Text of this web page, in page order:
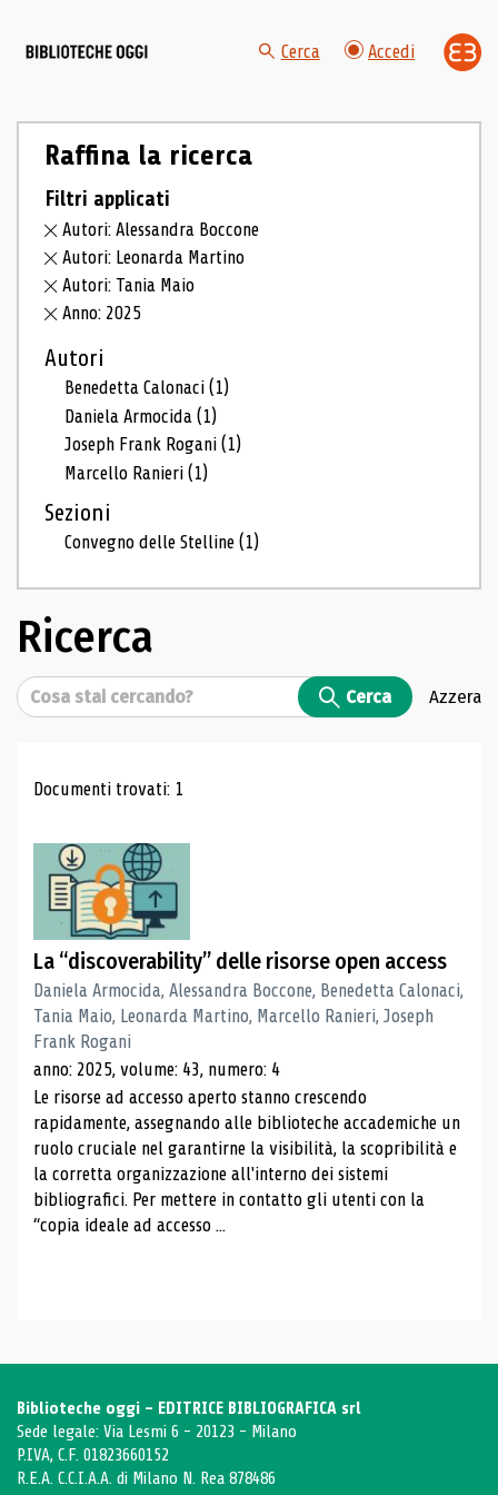
Cerca Accedi
Raffina la ricerca
Filtri applicati
Autori: Alessandra Boccone
Autori: Leonarda Martino
Autori: Tania Maio
Anno: 2025
Autori
Benedetta Calonaci(1)
Daniela Armocida(1)
Joseph Frank Rogani(1)
Marcello Ranieri(1)
Sezioni
Convegno delle Stelline(1)
Ricerca
Cerca Cerca Azzera
Risultati di ricerca
Documenti trovati: 1
La “discoverability” delle risorse open access
Daniela Armocida, Alessandra Boccone, Benedetta Calonaci,
Tania Maio, Leonarda Martino, Marcello Ranieri, Joseph
Frank Rogani
anno: 2025, volume: 43, numero: 4
Le risorse ad accesso aperto stanno crescendo
rapidamente, assegnando alle biblioteche accademiche un
ruolo cruciale nel garantirne la visibilità, la scopribilità e
la corretta organizzazione all'interno dei sistemi
bibliografici. Per mettere in contatto gli utenti con la
“copia ideale ad accesso ...
Biblioteche oggi - EDITRICE BIBLIOGRAFICA srl
Sede legale: Via Lesmi 6 - 20123 - Milano
P.IVA, C.F. 01823660152
R.E.A. C.C.I.A.A. di Milano N. Rea 878486